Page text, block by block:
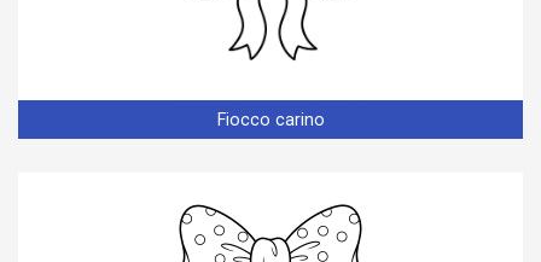
Fiocco carino